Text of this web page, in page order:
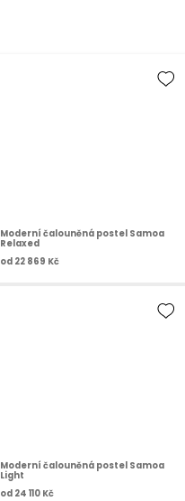
Moderní čalouněná postel Samoa
Relaxed
od 22 869 Kč
Moderní čalouněná postel Samoa
Light
od 24 110 Kč